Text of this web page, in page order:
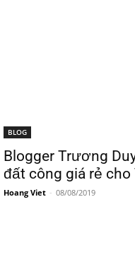
BLOG
Blogger Trương
đất công giá rẻ cho
Hoang Viet - 08/08/2019